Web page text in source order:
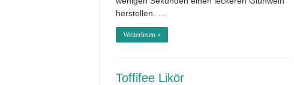
herstellen. …
Weiterlesen »
Toffifee Likör